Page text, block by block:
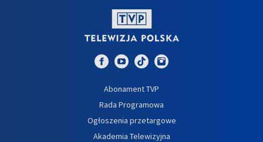
Abonament TVP
Rada Programowa
Ogłoszenia przetargowe
Akademia Telewizyjna